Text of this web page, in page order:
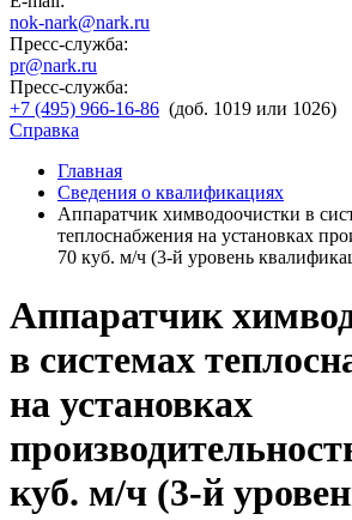
nok-nark@nark.ru
Пресс-служба:
pr@nark.ru
Пресс-служба:
+7 (495) 966-16-86 (доб. 1019 или 1026)
Справка
Главная
Сведения о квалификациях
Аппаратчик химводоочистки в
теплоснабжения на установках
70 куб. м/ч (3-й уровень
Аппаратчик
в системах
на установках
куб. м/ч (3-й